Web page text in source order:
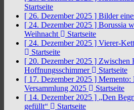
Startseite
[ 26. Dezember 2025 ] Bilder
[ 24. Dezember 2025 ] Borussia
Weihnacht
Startseite
[ 24. Dezember 2025 ] Vierer-
Startseite
[ 20. Dezember 2025 ] Zwischen
Hoffnungsschimmer
Startseite
[ 17. Dezember 2025 ] Memento:
Versammlung 2025
Startseite
[ 14. Dezember 2025 ] „Den
gefüllt“
Startseite